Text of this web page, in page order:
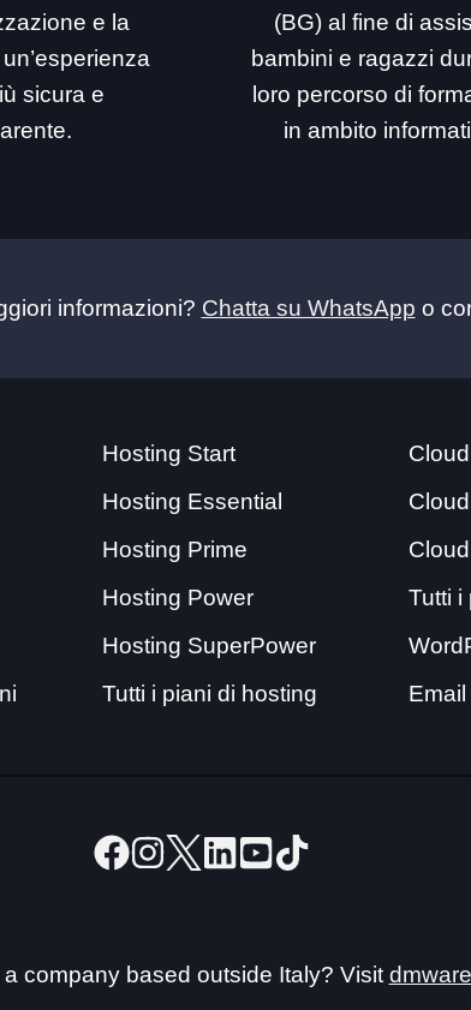
e la
sicura e
(BG) al fine di
bambini e ragazzi
loro percorso di
in ambito
informazioni? Chatta su WhatsApp o
Hosting Start
Hosting Essential
Hosting Prime
Hosting Power
Hosting SuperPower
Tutti i piani di hosting
Tutti i
Email
company based outside Italy? Visit